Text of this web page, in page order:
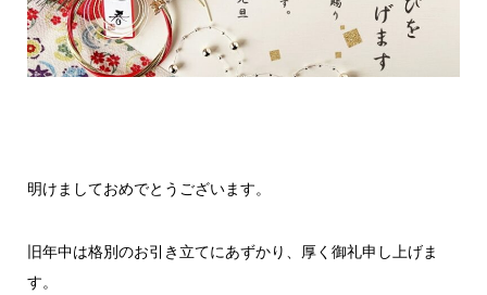
明けましておめでとうございます。
旧年中は格別のお引き立てにあずかり、厚く御礼申し上げま
す。